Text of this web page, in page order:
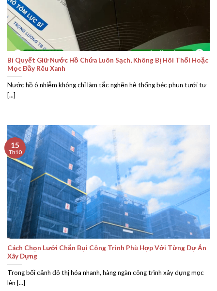
Bí Quyết Giữ Nước Hồ Chứa Luôn Sạch, Không Bị Hôi Thối Hoặc
Mọc Đầy Rêu Xanh
Nước hồ ô nhiễm không chỉ làm tắc nghẽn hệ thống béc phun tưới tự
[...]
Cách Chọn Lưới Chắn Bụi Công Trình Phù Hợp Với Từng Dự Án
Xây Dựng
Trong bối cảnh đô thị hóa nhanh, hàng ngàn công trình xây dựng mọc
lên [...]
15
Th10